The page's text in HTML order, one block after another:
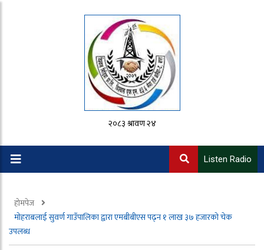
२०८३ श्रावण २४
Listen Radio
होमपेज
मोहराबलाई सुवर्ण गाउँपालिका द्वारा एमबीबीएस पढ्न १ लाख ३७ हजारको चेक
उपलब्ध